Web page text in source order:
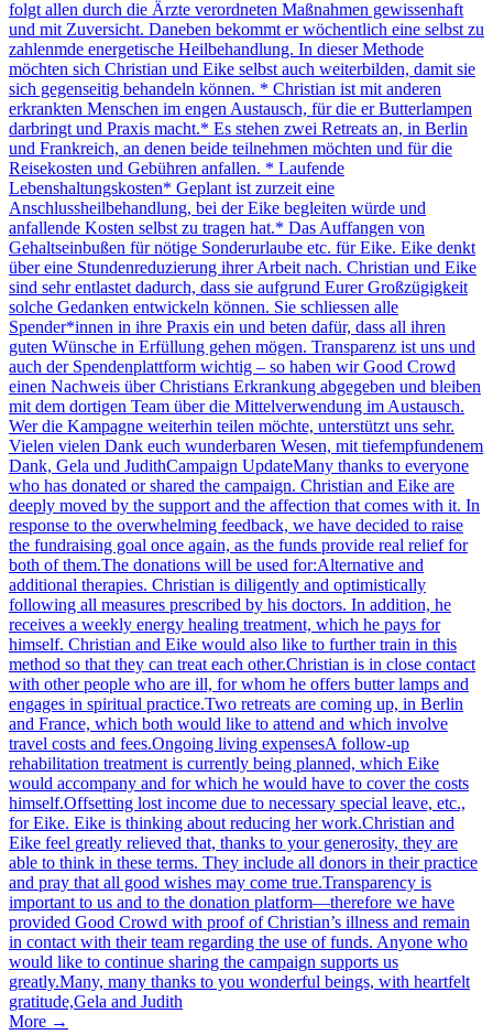
folgt allen durch die Ärzte verordneten Maßnahmen gewissenhaft
und mit Zuversicht. Daneben bekommt er wöchentlich eine selbst zu
zahlenmde energetische Heilbehandlung. In dieser Methode
möchten sich Christian und Eike selbst auch weiterbilden, damit sie
sich gegenseitig behandeln können. * Christian ist mit anderen
erkrankten Menschen im engen Austausch, für die er Butterlampen
darbringt und Praxis macht.* Es stehen zwei Retreats an, in Berlin
und Frankreich, an denen beide teilnehmen möchten und für die
Reisekosten und Gebühren anfallen. * Laufende
Lebenshaltungskosten* Geplant ist zurzeit eine
Anschlussheilbehandlung, bei der Eike begleiten würde und
anfallende Kosten selbst zu tragen hat.* Das Auffangen von
Gehaltseinbußen für nötige Sonderurlaube etc. für Eike. Eike denkt
über eine Stundenreduzierung ihrer Arbeit nach. Christian und Eike
sind sehr entlastet dadurch, dass sie aufgrund Eurer Großzügigkeit
solche Gedanken entwickeln können. Sie schliessen alle
Spender*innen in ihre Praxis ein und beten dafür, dass all ihren
guten Wünsche in Erfüllung gehen mögen. Transparenz ist uns und
auch der Spendenplattform wichtig – so haben wir Good Crowd
einen Nachweis über Christians Erkrankung abgegeben und bleiben
mit dem dortigen Team über die Mittelverwendung im Austausch.
Wer die Kampagne weiterhin teilen möchte, unterstützt uns sehr.
Vielen vielen Dank euch wunderbaren Wesen, mit tiefempfundenem
Dank, Gela und JudithCampaign UpdateMany thanks to everyone
who has donated or shared the campaign. Christian and Eike are
deeply moved by the support and the affection that comes with it. In
response to the overwhelming feedback, we have decided to raise
the fundraising goal once again, as the funds provide real relief for
both of them.The donations will be used for:Alternative and
additional therapies. Christian is diligently and optimistically
following all measures prescribed by his doctors. In addition, he
receives a weekly energy healing treatment, which he pays for
himself. Christian and Eike would also like to further train in this
method so that they can treat each other.Christian is in close contact
with other people who are ill, for whom he offers butter lamps and
engages in spiritual practice.Two retreats are coming up, in Berlin
and France, which both would like to attend and which involve
travel costs and fees.Ongoing living expensesA follow-up
rehabilitation treatment is currently being planned, which Eike
would accompany and for which he would have to cover the costs
himself.Offsetting lost income due to necessary special leave, etc.,
for Eike. Eike is thinking about reducing her work.Christian and
Eike feel greatly relieved that, thanks to your generosity, they are
able to think in these terms. They include all donors in their practice
and pray that all good wishes may come true.Transparency is
important to us and to the donation platform—therefore we have
provided Good Crowd with proof of Christian’s illness and remain
in contact with their team regarding the use of funds. Anyone who
would like to continue sharing the campaign supports us
greatly.Many, many thanks to you wonderful beings, with heartfelt
gratitude,Gela and Judith
More →